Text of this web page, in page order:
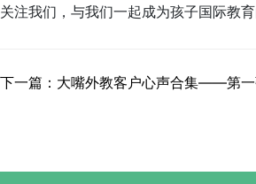
关注我们，与我们一起成为孩子国际教育
下一篇：大嘴外教客户心声合集——第